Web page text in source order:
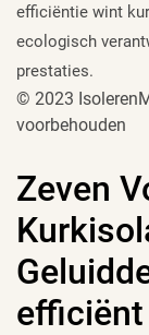
efficiëntie wint
ecologisch
prestaties.
© 2023
voorbehouden
Zeven
efficiënt